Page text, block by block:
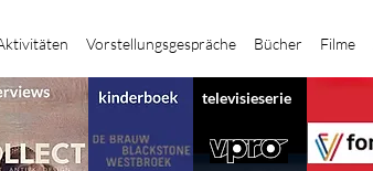
Vorstellungsgespräche Bücher Filme
televisieserie